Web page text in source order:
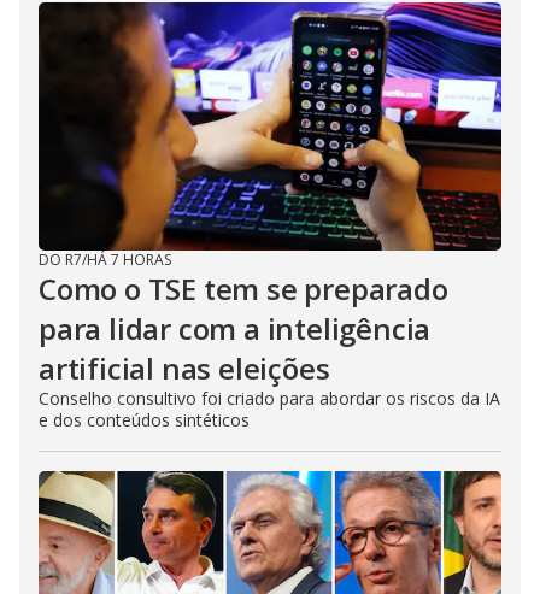
DO R7/HÁ 7 HORAS
Como o TSE tem se preparado
para lidar com a inteligência
artificial nas eleições
Conselho consultivo foi criado para abordar os riscos da IA
e dos conteúdos sintéticos